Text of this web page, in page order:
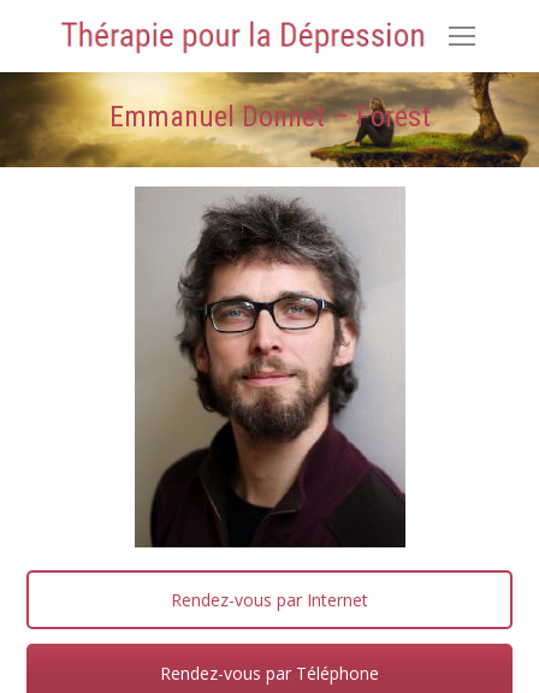
Emmanuel Donnet – Forest
Rendez-vous par Internet
Rendez-vous par Téléphone